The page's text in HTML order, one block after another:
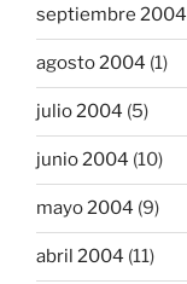
septiembre 2004
agosto 2004 (1)
julio 2004 (5)
junio 2004 (10)
mayo 2004 (9)
abril 2004 (11)